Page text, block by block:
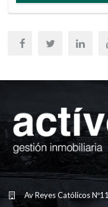
Av Reyes Católicos Nº11